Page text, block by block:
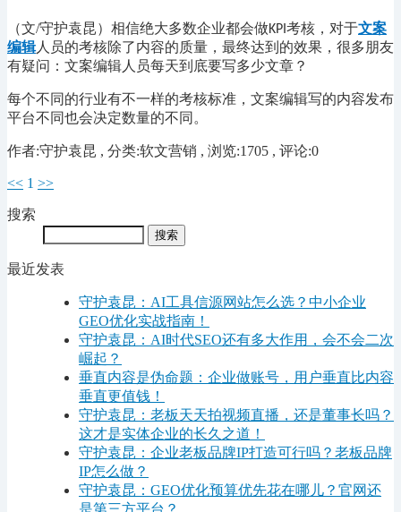
（文/守护袁昆）相信绝大多数企业都会做KPI 考核，对于文案
编辑人员的考核除了内容的质量，最终达到的效果，很多朋友
有疑问：文案编辑人员每天到底要写多少文章？
每个不同的行业有不一样的考核标准，文案编辑写的内容发布
平台不同也会决定数量的不同。
作者:守护袁昆 , 分类:软文营销 , 浏览:1705 , 评论:0
<< 1 >>
搜索
最近发表
守护袁昆：AI工具信源网站怎么选？中小企业
GEO优化实战指南！
守护袁昆：AI时代SEO还有多大作用，会不会二次
崛起？
垂直内容是伪命题：企业做账号，用户垂直比内容
垂直更值钱！
守护袁昆：老板天天拍视频直播，还是董事长吗？
这才是实体企业的长久之道！
守护袁昆：企业老板品牌IP打造可行吗？老板品牌
IP怎么做？
守护袁昆：GEO优化预算优先花在哪儿？官网还
是第三方平台？